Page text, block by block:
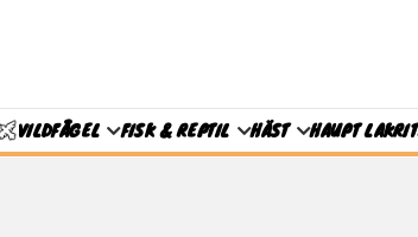
VILDFÅGEL FISK & REPTIL HÄST HAUPT